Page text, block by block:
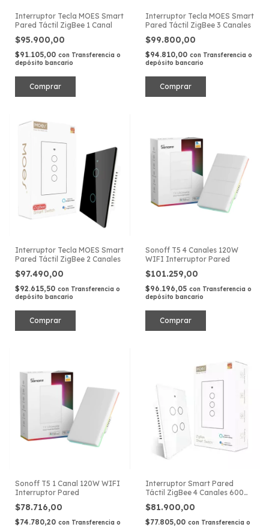
Interruptor Tecla MOES Smart
Pared Táctil ZigBee 1 Canal
$95.900,00
$91.105,00 con Transferencia o
depósito bancario
Interruptor Tecla MOES Smart
Pared Táctil ZigBee 3 Canales
$99.800,00
$94.810,00 con Transferencia o
depósito bancario
Interruptor Tecla MOES Smart
Pared Táctil ZigBee 2 Canales
$97.490,00
$92.615,50 con Transferencia o
depósito bancario
Sonoff T5 4 Canales 120W
WIFI Interruptor Pared
$101.259,00
$96.196,05 con Transferencia o
depósito bancario
Sonoff T5 1 Canal 120W WIFI
Interruptor Pared
$78.716,00
$74.780,20 con Transferencia o
Interruptor Smart Pared
Táctil ZigBee 4 Canales 600W
220V
$81.900,00
$77.805,00 con Transferencia o